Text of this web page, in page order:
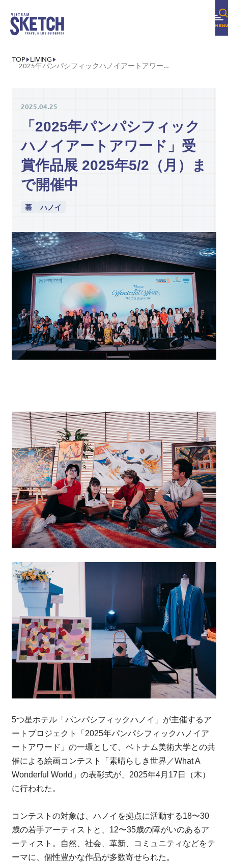
TOP LIVING
「2025年パンパシフィックハノイアートアワード」受賞作品展 2025年5/2（月）まで開催中
2025.04.25
「2025年パンパシフィック
ハノイアートアワード」受
賞作品展 2025年5/2（月）ま
で開催中
暮 ハノイ
5つ星ホテル「パンパシフィックハノイ」が主催するア
ートプロジェクト「2025年パンパシフィックハノイア
ートアワード」の一環として、ベトナム美術大学との共
催による絵画コンテスト「素晴らしき世界／What A
Wonderful World」の表彰式が、2025年4月17日（木）
に行われた。
コンテストの対象は、ハノイを拠点に活動する18〜30
歳の若手アーティストと、12〜35歳の障がいのあるア
ーティスト。自然、社会、革新、コミュニティなどをテ
ーマに、個性豊かな作品が多数寄せられた。